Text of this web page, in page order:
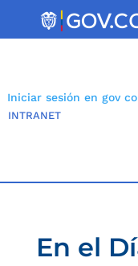
Iniciar sesión en gov co
INTRANET
En el